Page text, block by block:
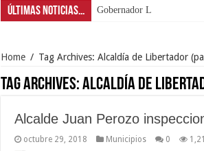
Últimas Noticias... Gobernador Lacava a un
Home / Tag Archives: Alcaldía de Libertador
Tag Archives:Alcaldía de
Alcalde Juan Perozo
octubre 29, 2018 Municipios 0